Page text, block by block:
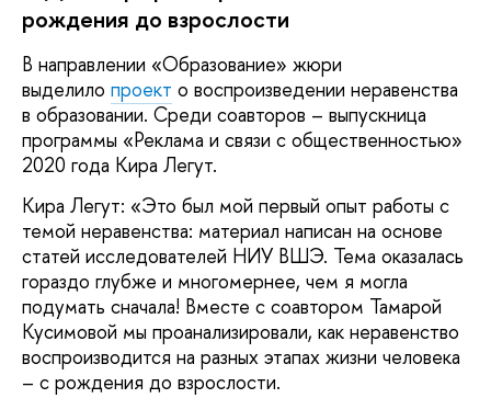
рождения до взрослости
В направлении «Образование» жюри
выделило проект о воспроизведении неравенства
в образовании. Среди соавторов – выпускница
программы «Реклама и связи с общественностью»
2020 года Кира Легут.
Кира Легут: «Это был мой первый опыт работы с
темой неравенства: материал написан на основе
статей исследователей НИУ ВШЭ. Тема оказалась
гораздо глубже и многомернее, чем я могла
подумать сначала! Вместе с соавтором Тамарой
Кусимовой мы проанализировали, как неравенство
воспроизводится на разных этапах жизни человека
– с рождения до взрослости.